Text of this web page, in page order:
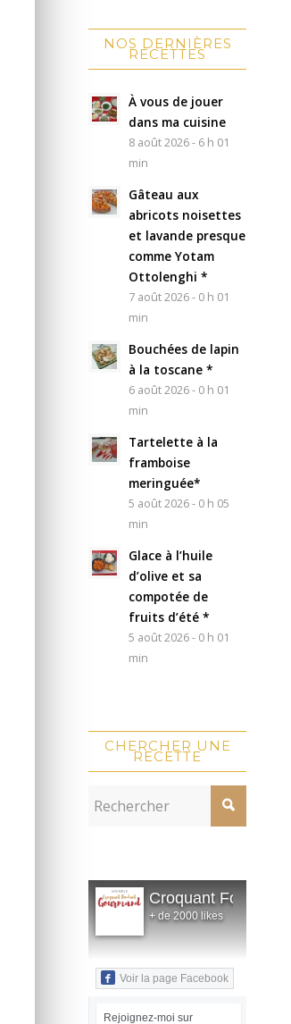
NOS DERNIÈRES
RECETTES
À vous de jouer
dans ma cuisine
8 août 2026 - 6 h 01
min
Gâteau aux
abricots noisettes
et lavande presque
comme Yotam
Ottolenghi *
7 août 2026 - 0 h 01
min
Bouchées de lapin
à la toscane *
6 août 2026 - 0 h 01
min
Tartelette à la
framboise
meringuée*
5 août 2026 - 0 h 05
min
Glace à l’huile
d’olive et sa
compotée de
fruits d’été *
5 août 2026 - 0 h 01
min
CHERCHER UNE
RECETTE
Croquant Fondant
+ de 2000 likes
Voir la page Facebook
Rejoignez-moi sur